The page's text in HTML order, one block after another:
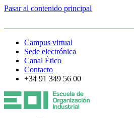
Pasar al contenido principal
Campus virtual
Sede electrónica
Canal Ético
Contacto
+34 91 349 56 00